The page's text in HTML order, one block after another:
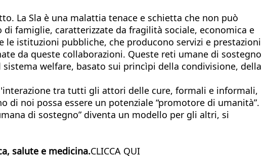
La Sla è una malattia tenace e schietta che non può
famiglie, caratterizzate da fragilità sociale, economica e
istituzioni pubbliche, che producono servizi e prestazioni
da queste collaborazioni. Queste reti umane di sostegno
welfare, basato sui princìpi della condivisione, della
tra tutti gli attori delle cure, formali e informali,
di noi possa essere un potenziale “promotore di umanità”.
di sostegno” diventa un modello per gli altri, si
salute e medicina.CLICCA QUI